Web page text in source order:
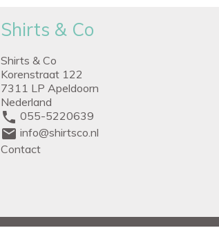
Shirts & Co
Shirts & Co
Korenstraat 122
7311 LP Apeldoorn
Nederland
phone 055-5220639
mail info@shirtsco.nl
Contact